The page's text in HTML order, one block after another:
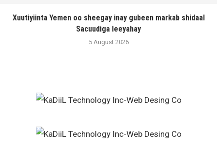
Xuutiyiinta Yemen oo sheegay inay gubeen markab shidaal
Sacuudiga leeyahay
5 August 2026